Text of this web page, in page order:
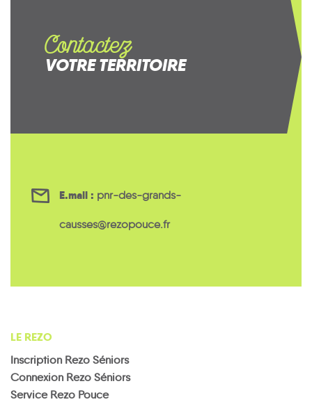
Contactez
VOTRE TERRITOIRE
E.mail : pnr-des-grands-
causses@rezopouce.fr
LE REZO
Inscription Rezo Séniors
Connexion Rezo Séniors
Service Rezo Pouce